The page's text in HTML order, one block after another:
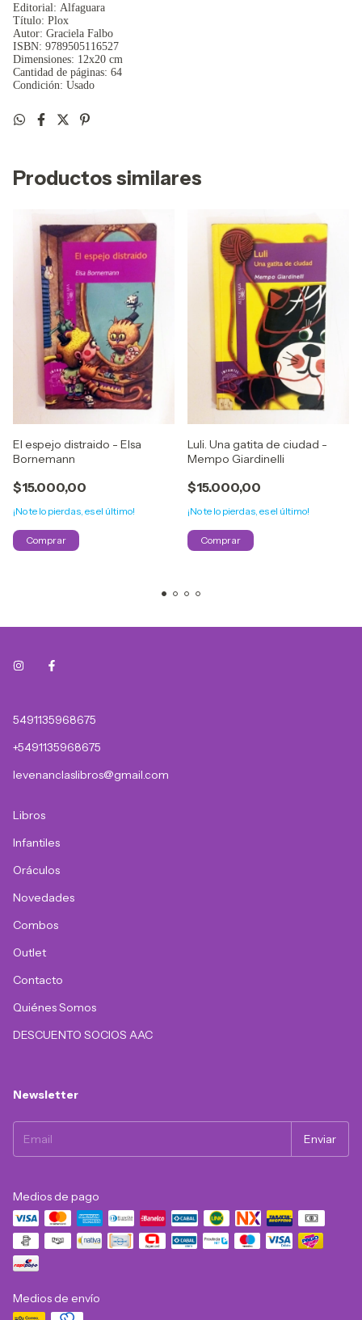
Editorial: Alfaguara
Título: Plox
Autor: Graciela Falbo
ISBN: 9789505116527
Dimensiones: 12x20 cm
Cantidad de páginas: 64
Condición: Usado
Productos similares
El espejo distraido - Elsa
Bornemann
$15.000,00
¡No te lo pierdas, es el último!
Luli. Una gatita de ciudad -
Mempo Giardinelli
$15.000,00
¡No te lo pierdas, es el último!
5491135968675
+5491135968675
levenanclaslibros@gmail.com
Libros
Infantiles
Oráculos
Novedades
Combos
Outlet
Contacto
Quiénes Somos
DESCUENTO SOCIOS AAC
Newsletter
Medios de pago
Medios de envío